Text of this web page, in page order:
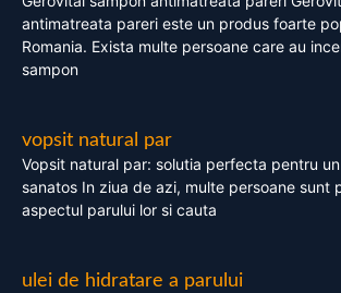
antimatreata pareri este un produs foarte
Romania. Exista multe persoane care au
sampon
vopsit natural par
Vopsit natural par: solutia perfecta pentru
sanatos In ziua de azi, multe persoane sunt
aspectul parului lor si cauta
ulei de hidratare a parului